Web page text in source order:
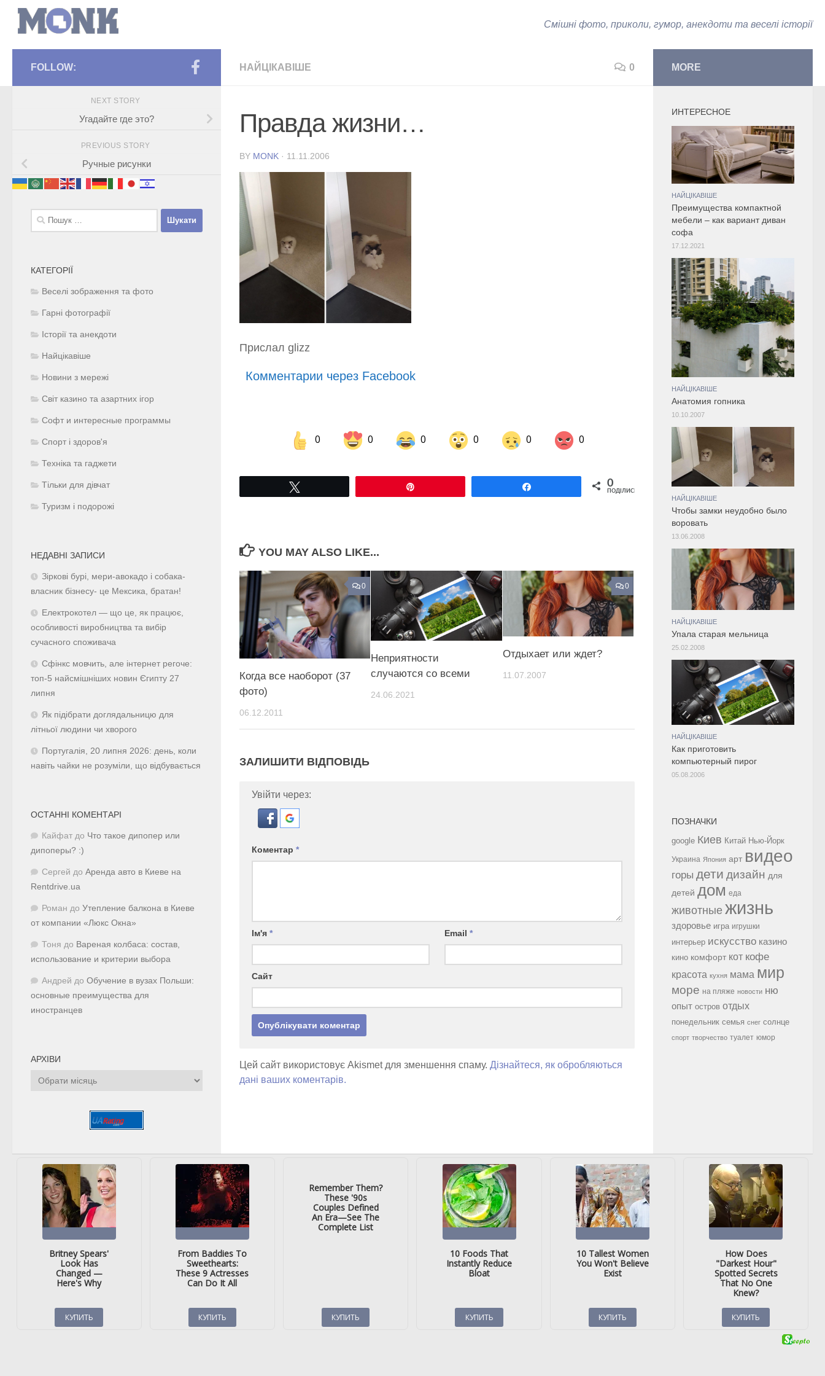
Смішні фото, приколи, гумор, анекдоти та веселі історії
НАЙЦІКАВІШЕ 0
Правда жизни…
BY MONK · 11.11.2006
Прислал glizz
Комментарии через Facebook
0 0 0 0 0 0
Share on Facebook Share on LinkedIn Share on Twitter 0
ПОДІЛИСЬ
YOU MAY ALSO LIKE...
0
Когда все наоборот (37
фото)
06.12.2011
Неприятности
случаются со всеми
24.06.2021
0
Отдыхает или ждет?
11.07.2007
ЗАЛИШИТИ ВІДПОВІДЬ
Увійти через:
Коментар *
Ім'я * Email*
Сайт
Цей сайт використовує Akismet для зменшення спаму. Дізнайтеся, як обробляються
дані ваших коментарів.
FOLLOW:
NEXT STORY
Угадайте где это?
PREVIOUS STORY
Ручные рисунки
Пошук:
КАТЕГОРІЇ
Веселі зображення та фото
Гарні фотографії
Історії та анекдоти
Найцікавіше
Новини з мережі
Світ казино та азартних ігор
Софт и интересные программы
Спорт і здоров'я
Техніка та гаджети
Тільки для дівчат
Туризм і подорожі
НЕДАВНІ ЗАПИСИ
Зіркові бурі, мери-авокадо і собака-
власник бізнесу- це Мексика, братан!
Електрокотел — що це, як працює,
особливості виробництва та вибір
сучасного споживача
Сфінкс мовчить, але інтернет регоче:
топ-5 найсмішніших новин Єгипту 27
липня
Як підібрати доглядальницю для
літньої людини чи хворого
Португалія, 20 липня 2026: день, коли
навіть чайки не розуміли, що відбувається
ОСТАННІ КОМЕНТАРІ
Кайфат до Что такое дипопер или
дипоперы? :)
Сергей до Аренда авто в Киеве на
Rentdrive.ua
Роман до Утепление балкона в Киеве
от компании «Люкс Окна»
Тоня до Вареная колбаса: состав,
использование и критерии выбора
Андрей до Обучение в вузах Польши:
основные преимущества для
иностранцев
АРХІВИ
Архіви
MORE
ИНТЕРЕСНОЕ
НАЙЦІКАВІШЕ
Преимущества компактной
мебели – как вариант диван
софа
17.12.2021
НАЙЦІКАВІШЕ
Анатомия гопника
10.10.2007
НАЙЦІКАВІШЕ
Чтобы замки неудобно было
воровать
13.06.2008
НАЙЦІКАВІШЕ
Упала старая мельница
25.02.2008
НАЙЦІКАВІШЕ
Как приготовить
компьютерный пирог
05.08.2006
ПОЗНАЧКИ
google Киев Китай Нью-Йорк
Украина Япония арт видео
горы дети дизайн для
детей дом еда
животные жизнь
здоровье игра игрушки
интерьер искусство казино
кино комфорт кот кофе
красота кухня мама мир
море на пляже новости ню
опыт остров отдых
понедельник семья снег солнце
спорт творчество туалет юмор